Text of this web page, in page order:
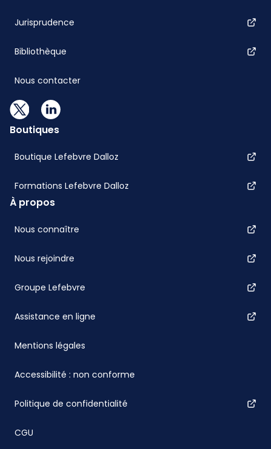
Jurisprudence
Bibliothèque
Nous contacter
Boutiques
Boutique Lefebvre Dalloz
Formations Lefebvre Dalloz
À propos
Nous connaître
Nous rejoindre
Groupe Lefebvre
Assistance en ligne
Mentions légales
Accessibilité : non conforme
Politique de confidentialité
CGU